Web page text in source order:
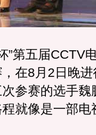
第五届CCTV
在8月2日晚
参赛的选手魏
就像是一部电